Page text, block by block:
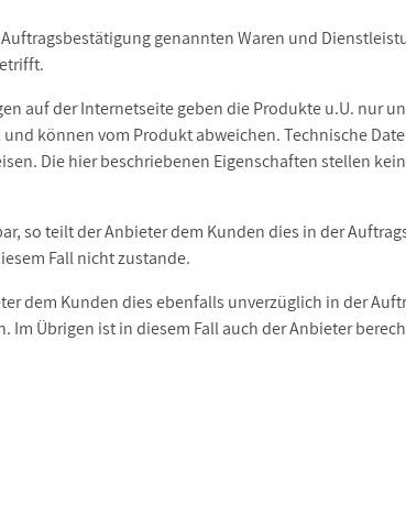
genannten Waren und
auf der Internetseite geben die Produkte u.U. nur
können vom Produkt abweichen. Technische
Die hier beschriebenen Eigenschaften stellen
so teilt der Anbieter dem Kunden dies in der
Fall nicht zustande.
dem Kunden dies ebenfalls unverzüglich in der
Übrigen ist in diesem Fall auch der Anbieter